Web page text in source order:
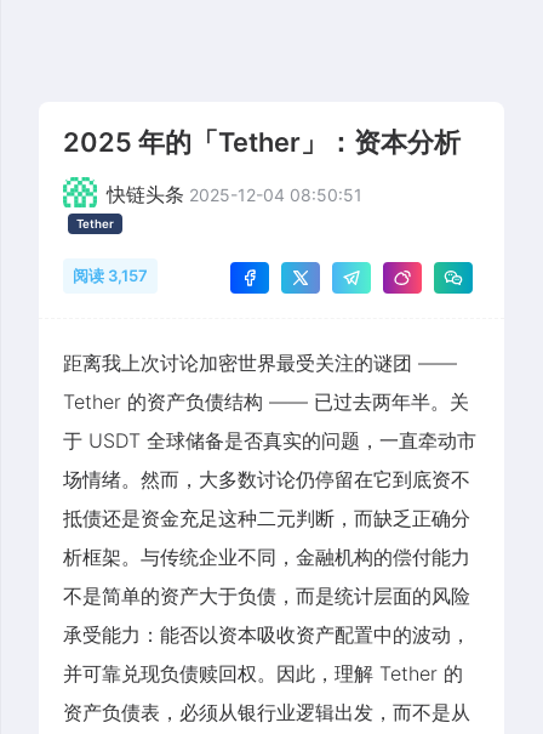
2025 年的「Tether」：资本分析
快链头条 2025-12-04 08:50:51
Tether
阅读 3,157
距离我上次讨论加密世界最受关注的谜团 ——
Tether 的资产负债结构 —— 已过去两年半。关
于 USDT 全球储备是否真实的问题，一直牵动市
场情绪。然而，大多数讨论仍停留在它到底资不
抵债还是资金充足这种二元判断，而缺乏正确分
析框架。与传统企业不同，金融机构的偿付能力
不是简单的资产大于负债，而是统计层面的风险
承受能力：能否以资本吸收资产配置中的波动，
并可靠兑现负债赎回权。因此，理解 Tether 的
资产负债表，必须从银行业逻辑出发，而不是从